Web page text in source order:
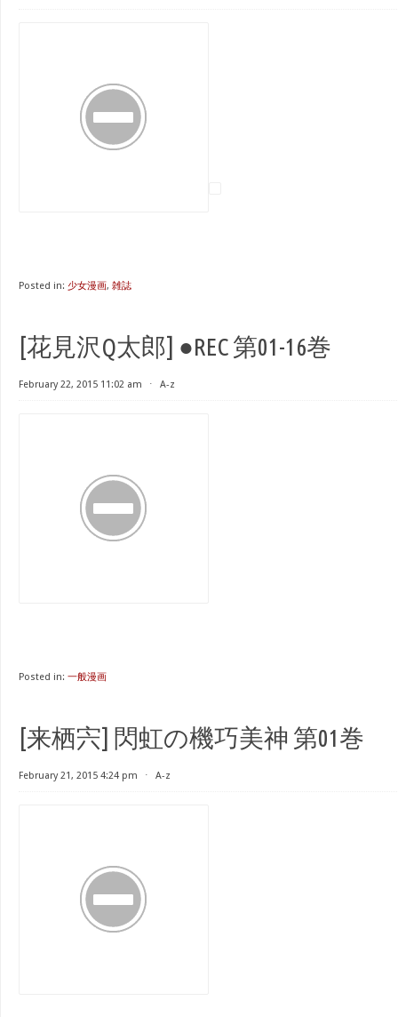
Posted in: 少女漫画, 雑誌
[花見沢Q太郎] ●REC 第01-16巻
February 22, 2015 11:02 am ⋅ A-z
Posted in: 一般漫画
[来栖宍] 閃虹の機巧美神 第01巻
February 21, 2015 4:24 pm ⋅ A-z